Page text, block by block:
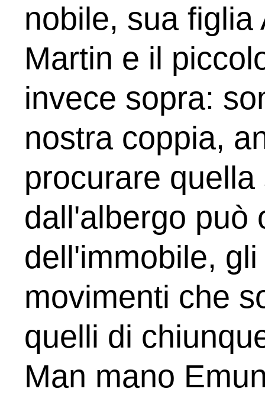
nobile, sua
Martin e il
invece sopra:
nostra coppia,
procurare
dall'albergo può
dell'immobile,
movimenti che
quelli di
Man mano